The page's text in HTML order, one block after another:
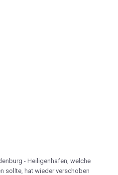
- Heiligenhafen, welche
sollte, hat wieder verschoben